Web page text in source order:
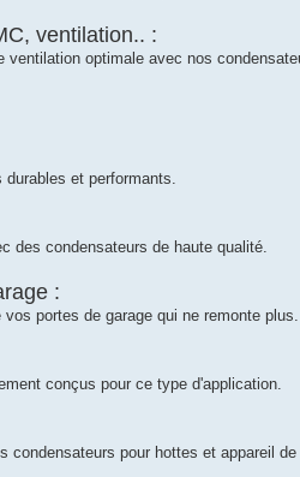
ventilation.. :
optimale avec nos
et performants.
des condensateurs de haute qualité.
:
portes de garage qui ne remonte plus.
conçus pour ce type d'application.
pour hottes et appareil de